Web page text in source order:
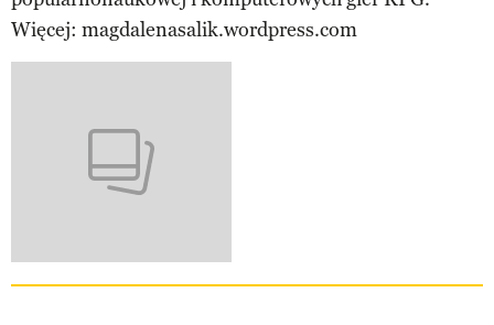
Więcej: magdalenasalik.wordpress.com